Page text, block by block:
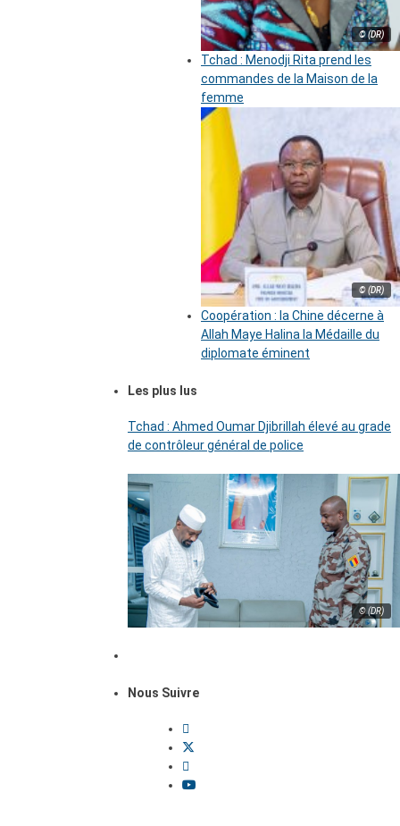
© (DR)
Tchad : Menodji Rita prend les
commandes de la Maison de la
femme
© (DR)
Coopération : la Chine décerne à
Allah Maye Halina la Médaille du
diplomate éminent
Les plus lus
Tchad : Ahmed Oumar Djibrillah élevé au grade
de contrôleur général de police
© (DR)
Nous Suivre